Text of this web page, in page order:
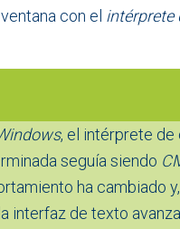
con el intérprete
, el intérprete de
seguía siendo
ha cambiado
interfaz de texto